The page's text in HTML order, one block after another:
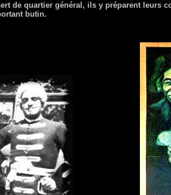
de quartier général, ils y préparent leurs
butin.